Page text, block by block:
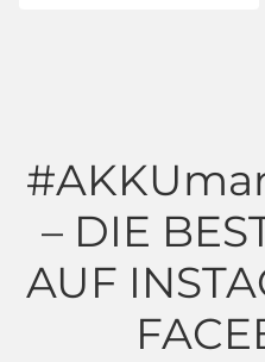
– DIE
AUF